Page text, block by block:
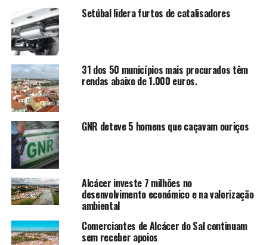
Setúbal lidera furtos de catalisadores
31 dos 50 municípios mais procurados têm
rendas abaixo de 1.000 euros.
GNR deteve 5 homens que caçavam ouriços
Alcácer investe 7 milhões no
desenvolvimento económico e na valorização
ambiental
Comerciantes de Alcácer do Sal continuam
sem receber apoios